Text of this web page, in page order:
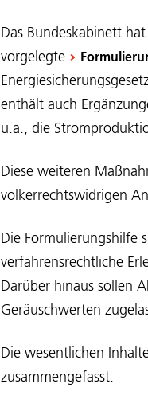
Das Bundeskabinett
vorgelegte
enthält auch
u.a., die
Diese weiteren
völkerrechtswidrigen
Die Formulierungshilfe
verfahrensrechtliche
Darüber hinaus sollen
Geräuschwerten
Die wesentlichen
zusammengefasst.